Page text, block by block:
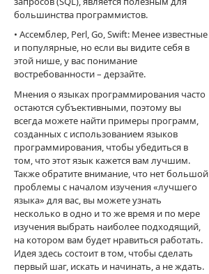
большинства программистов.
• Ассемблер, Perl, Go, Swift: Менее известные
и популярные, но если вы видите себя в
этой нише, у вас понимание
востребованности – дерзайте.
Мнения о языках программирования часто
остаются субъективными, поэтому вы
всегда можете найти примеры программ,
созданных с использованием языков
программирования, чтобы убедиться в
том, что этот язык кажется вам лучшим.
Также обратите внимание, что нет большой
проблемы с началом изучения «лучшего
языка» для вас, вы можете узнать
несколько в одно и то же время и по мере
изучения выбрать наиболее подходящий,
на котором вам будет нравиться работать.
Идея здесь состоит в том, чтобы сделать
первый шаг, искать и начинать, а не ждать.